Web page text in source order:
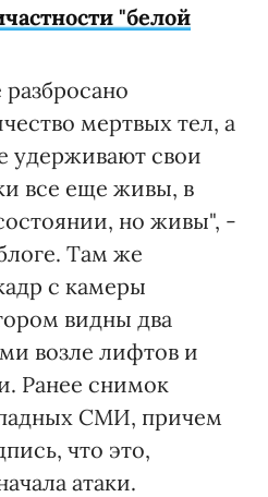
"белой
мертвых тел, а
удерживают свои
все еще живы, в
но живы", -
Там же
с камеры
видны два
возле лифтов и
Ранее снимок
СМИ, причем
что это,
атаки.